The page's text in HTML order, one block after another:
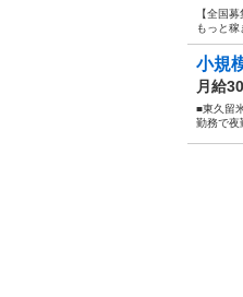
【全国
もっと
小規
月給
■東久留
勤務で夜